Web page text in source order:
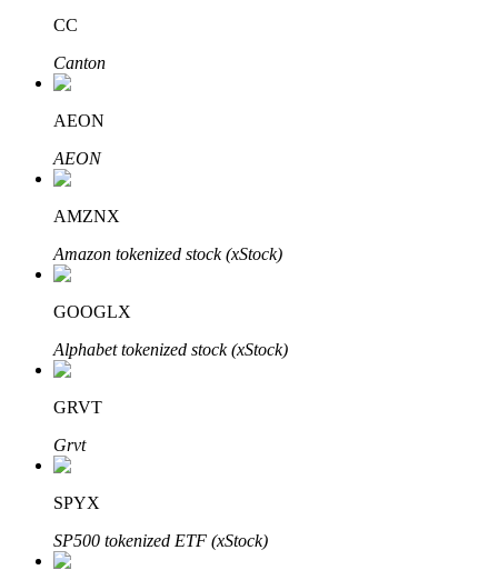
Pelajari Staking
Pelajari tentang mendapatkan penghasilan pasif
Bitrue
CC
Canton
AEON
AEON
AMZNX
Amazon tokenized stock (xStock)
GOOGLX
Alphabet tokenized stock (xStock)
GRVT
Grvt
SPYX
SP500 tokenized ETF (xStock)